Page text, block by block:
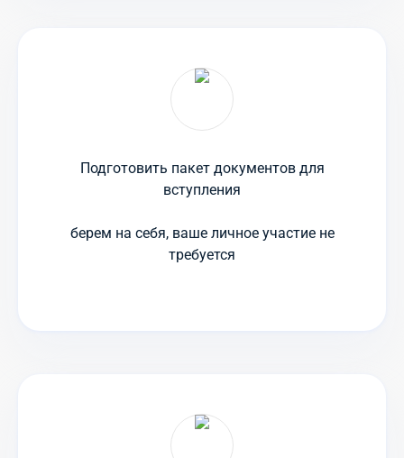
Подготовить пакет документов для
вступления
берем на себя, ваше личное участие не
требуется